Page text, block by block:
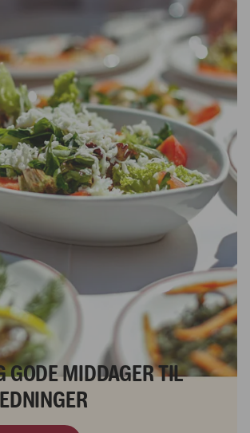
GODE MIDDAGER TIL